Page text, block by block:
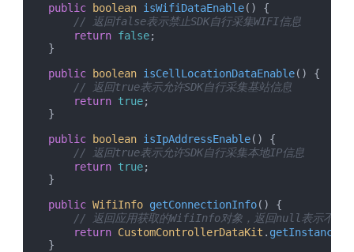
public boolean isWifiDataEnable( ) {
// 返回false表示禁止SDK自行采集WIFI信息
return false;
    }
public
boolean isCellLocationDataEnable( ) {
// 返回true表示允许SDK自行采集基站信息
return true;
    }
public
boolean isIpAddressEnable( ) {
// 返回true表示允许SDK自行采集本地IP信息
return true;
    }
public WifiInfo getConnectionInfo( ) {
// 返回应用获取的WifiInfo对象，返回null表示不提
return CustomControllerDataKit . getInstance
    }